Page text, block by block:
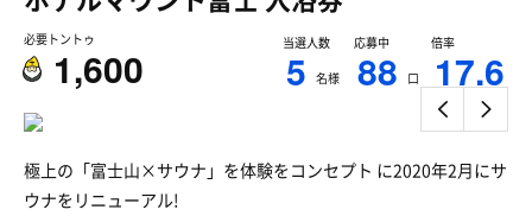
必要トントゥ
1,600
当選人数
5 名様
応募中
88 口
倍率
17.6
極上の「富士山×サウナ」を体験をコンセプト に2020年2月にサ
ウナをリニューアル!